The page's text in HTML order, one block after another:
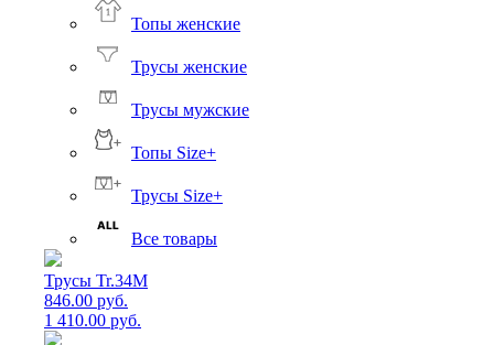
Топы женские
Трусы женские
Трусы мужские
Топы Size+
Трусы Size+
Все товары
Трусы Tr.34M
846.00 руб.
1 410.00 руб.